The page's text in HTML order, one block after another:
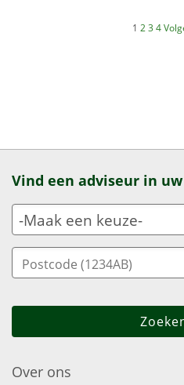
1 2 3 4
Vind een adviseur in
Over ons